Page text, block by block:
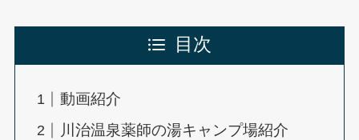
目次
動画紹介
川治温泉薬師の湯キャンプ場紹介